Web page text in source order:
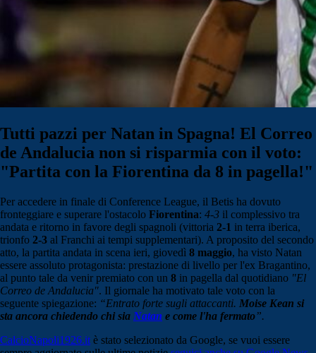
Tutti pazzi per Natan in Spagna! El Correo
de Andalucia non si risparmia con il voto:
"Partita con la Fiorentina da 8 in pagella!"
Per accedere in finale di Conference League, il Betis ha dovuto
fronteggiare e superare l'ostacolo Fiorentina: 4-3 il complessivo tra
andata e ritorno in favore degli spagnoli (vittoria 2-1 in terra iberica,
trionfo 2-3 al Franchi ai tempi supplementari). A proposito del secondo
atto, la partita andata in scena ieri, giovedì 8 maggio, ha visto Natan
essere assoluto protagonista: prestazione di livello per l'ex Bragantino,
al punto tale da venir premiato con un 8 in pagella dal quotidiano "El
Correo de Andalucia". Il giornale ha motivato tale voto con la
seguente spiegazione: “Entrato forte sugli attaccanti. Moise Kean si
sta ancora chiedendo chi sia Natan e come l'ha fermato”.
CalcioNapoli1926.it è stato selezionato da Google, se vuoi essere